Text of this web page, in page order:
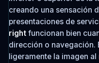
creando una sensación
presentaciones de
rightfuncionan bien
dirección o navegación.
ligeramente la imagen